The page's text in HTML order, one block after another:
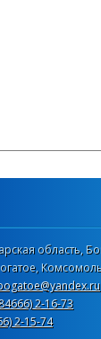
область,
2-16-73
2-15-74